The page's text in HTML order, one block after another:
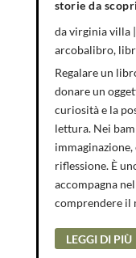
storie da
davirginia villa|
arcobalibro,
Regalare un
donare un
curiosità e la
lettura. Nei
riflessione. È
accompagna
comprendere il
LEGGI DI PIÙ